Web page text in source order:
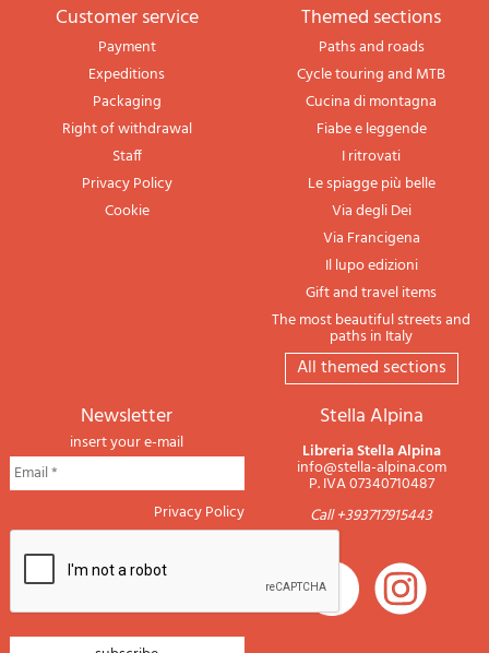
Customer service
Payment
Expeditions
Packaging
Right of withdrawal
Staff
Privacy Policy
Cookie
themed sections
Paths and roads
Cycle touring and MTB
Cucina di montagna
Fiabe e leggende
I ritrovati
Le spiagge più belle
Via degli Dei
Via Francigena
Il lupo edizioni
Gift and travel items
The most beautiful streets and
paths in Italy
All themed sections
newsletter
insert your e-mail
Privacy Policy
Stella Alpina
Libreria Stella Alpina
info@stella-alpina.com
P. IVA 07340710487
Call +393717915443